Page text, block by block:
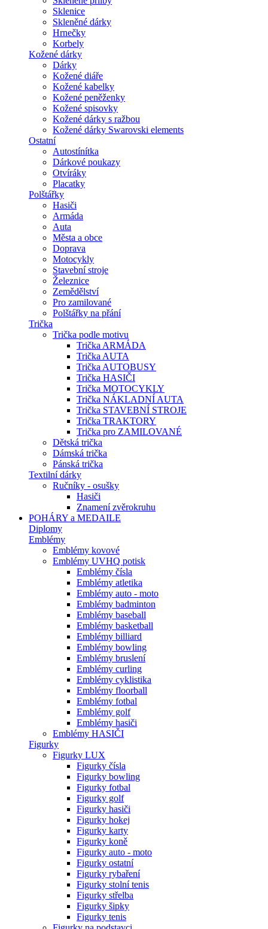
Sklenice
Skleněné dárky
Hrnečky
Korbely
Kožené dárky
Dárky
Kožené diáře
Kožené kabelky
Kožené peněženky
Kožené spisovky
Kožené dárky s ražbou
Kožené dárky Swarovski elements
Ostatní
Autostínítka
Dárkové poukazy
Otvíráky
Placatky
Polštářky
Hasiči
Armáda
Auta
Města a obce
Doprava
Motocykly
Stavební stroje
Železnice
Zemědělství
Pro zamilované
Polštářky na přání
Trička
Trička podle motivu
Trička ARMÁDA
Trička AUTA
Trička AUTOBUSY
Trička HASIČI
Trička MOTOCYKLY
Trička NÁKLADNÍ AUTA
Trička STAVEBNÍ STROJE
Trička TRAKTORY
Trička pro ZAMILOVANÉ
Dětská trička
Dámská trička
Pánská trička
Textilní dárky
Ručníky - osušky
Hasiči
Znamení zvěrokruhu
POHÁRY a MEDAILE
Diplomy
Emblémy
Emblémy kovové
Emblémy UVHQ potisk
Emblémy čísla
Emblémy atletika
Emblémy auto - moto
Emblémy badminton
Emblémy baseball
Emblémy basketball
Emblémy billiard
Emblémy bowling
Emblémy bruslení
Emblémy curling
Emblémy cyklistika
Emblémy floorball
Emblémy fotbal
Emblémy golf
Emblémy hasiči
Emblémy HASIČI
Figurky
Figurky LUX
Figurky čísla
Figurky bowling
Figurky fotbal
Figurky golf
Figurky hasiči
Figurky hokej
Figurky karty
Figurky koně
Figurky auto - moto
Figurky ostatní
Figurky rybaření
Figurky stolní tenis
Figurky střelba
Figurky šipky
Figurky tenis